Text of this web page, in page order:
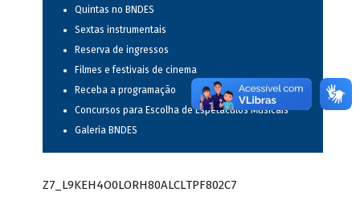
Quintas no BNDES
Sextas instrumentais
Reserva de ingressos
Filmes e festivais de cinema
Receba a programação
Concursos para Escolha de Espetáculos Musicais
Galeria BNDES
Z7_L9KEH4O0LORH80ALCLTPF802C7